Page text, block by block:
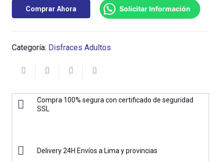
Comprar Ahora Solicitar Información
Categoría: Disfraces Adultos
Compra 100% segura con certificado de seguridad
SSL
Delivery 24H Envíos a Lima y provincias